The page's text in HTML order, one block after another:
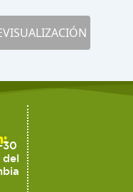
30
del